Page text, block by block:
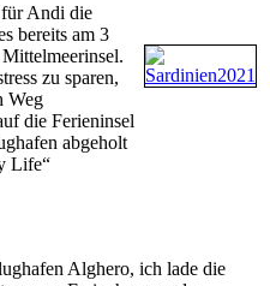
Andi die
bereits am 3
zu sparen,
Weg
die Ferieninsel
abgeholt
Life“
Alghero, ich lade die